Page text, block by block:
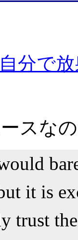
分で
スな
it is
trust